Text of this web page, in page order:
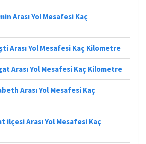
Arası Yol Mesafesi Kaç
Arası Yol Mesafesi Kaç Kilometre
Arası Yol Mesafesi Kaç Kilometre
Arası Yol Mesafesi Kaç
ilçesi Arası Yol Mesafesi Kaç